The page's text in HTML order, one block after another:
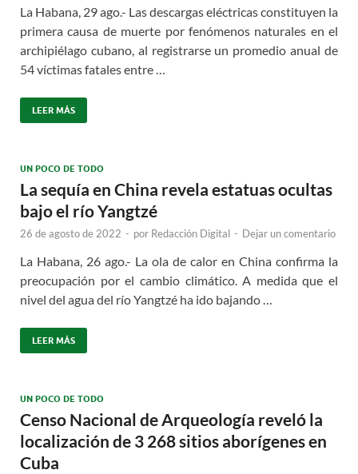
La Habana, 29 ago.- Las descargas eléctricas constituyen la
primera causa de muerte por fenómenos naturales en el
archipiélago cubano, al registrarse un promedio anual de
54 víctimas fatales entre …
LEER MÁS
UN POCO DE TODO
La sequía en China revela estatuas ocultas
bajo el río Yangtzé
26 de agosto de 2022 - por Redacción Digital - Dejar un comentario
La Habana, 26 ago.- La ola de calor en China confirma la
preocupación por el cambio climático. A medida que el
nivel del agua del río Yangtzé ha ido bajando …
LEER MÁS
UN POCO DE TODO
Censo Nacional de Arqueología reveló la
localización de 3 268 sitios aborígenes en
Cuba